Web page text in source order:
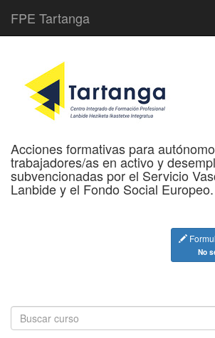
FPE Tartanga
Acciones formativas para
trabajadores/as en activo y
subvencionadas por el Servicio
Lanbide y el Fondo Social Europeo.
No